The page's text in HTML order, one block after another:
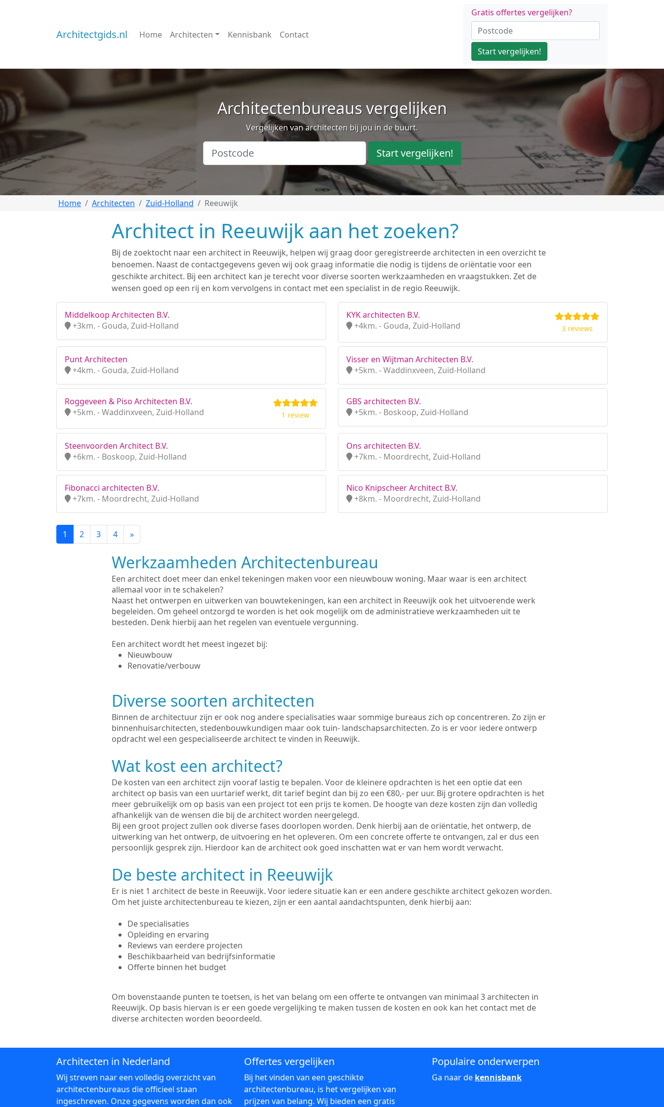
Architectgids.nl Home Architecten Kennisbank Contact
Gratis offertes vergelijken?
Start vergelijken!
Architectenbureaus vergelijken
Vergelijken van architecten bij jou in de buurt.
Start vergelijken!
Home Architecten Zuid-Holland Reeuwijk
Architect in Reeuwijk aan het zoeken?
Bij de zoektocht naar een architect in Reeuwijk, helpen wij graag door geregistreerde architecten in een overzicht te
benoemen. Naast de contactgegevens geven wij ook graag informatie die nodig is tijdens de oriëntatie voor een
geschikte architect. Bij een architect kan je terecht voor diverse soorten werkzaamheden en vraagstukken. Zet de
wensen goed op een rij en kom vervolgens in contact met een specialist in de regio Reeuwijk.
Middelkoop Architecten B.V.
+3km. - Gouda, Zuid-Holland
KYK architecten B.V.
+4km. - Gouda, Zuid-Holland
3 reviews
Punt Architecten
+4km. - Gouda, Zuid-Holland
Visser en Wijtman Architecten B.V.
+5km. - Waddinxveen, Zuid-Holland
Roggeveen & Piso Architecten B.V.
+5km. - Waddinxveen, Zuid-Holland
1 review
GBS architecten B.V.
+5km. - Boskoop, Zuid-Holland
Steenvoorden Architect B.V.
+6km. - Boskoop, Zuid-Holland
Ons architecten B.V.
+7km. - Moordrecht, Zuid-Holland
Fibonacci architecten B.V.
+7km. - Moordrecht, Zuid-Holland
Nico Knipscheer Architect B.V.
+8km. - Moordrecht, Zuid-Holland
1 2 3 4 »
Werkzaamheden Architectenbureau
Een architect doet meer dan enkel tekeningen maken voor een nieuwbouw woning. Maar waar is een architect
allemaal voor in te schakelen?
Naast het ontwerpen en uitwerken van bouwtekeningen, kan een architect in Reeuwijk ook het uitvoerende werk
begeleiden. Om geheel ontzorgd te worden is het ook mogelijk om de administratieve werkzaamheden uit te
besteden. Denk hierbij aan het regelen van eventuele vergunning.
Een architect wordt het meest ingezet bij:
Nieuwbouw
Renovatie/verbouw
Diverse soorten architecten
Binnen de architectuur zijn er ook nog andere specialisaties waar sommige bureaus zich op concentreren. Zo zijn er
binnenhuisarchitecten, stedenbouwkundigen maar ook tuin- landschapsarchitecten. Zo is er voor iedere ontwerp
opdracht wel een gespecialiseerde architect te vinden in Reeuwijk.
Wat kost een architect?
De kosten van een architect zijn vooraf lastig te bepalen. Voor de kleinere opdrachten is het een optie dat een
architect op basis van een uurtarief werkt, dit tarief begint dan bij zo een €80,- per uur. Bij grotere opdrachten is het
meer gebruikelijk om op basis van een project tot een prijs te komen. De hoogte van deze kosten zijn dan volledig
afhankelijk van de wensen die bij de architect worden neergelegd.
Bij een groot project zullen ook diverse fases doorlopen worden. Denk hierbij aan de oriëntatie, het ontwerp, de
uitwerking van het ontwerp, de uitvoering en het opleveren. Om een concrete offerte te ontvangen, zal er dus een
persoonlijk gesprek zijn. Hierdoor kan de architect ook goed inschatten wat er van hem wordt verwacht.
De beste architect in Reeuwijk
Er is niet 1 architect de beste in Reeuwijk. Voor iedere situatie kan er een andere geschikte architect gekozen worden.
Om het juiste architectenbureau te kiezen, zijn er een aantal aandachtspunten, denk hierbij aan:
De specialisaties
Opleiding en ervaring
Reviews van eerdere projecten
Beschikbaarheid van bedrijfsinformatie
Offerte binnen het budget
Om bovenstaande punten te toetsen, is het van belang om een offerte te ontvangen van minimaal 3 architecten in
Reeuwijk. Op basis hiervan is er een goede vergelijking te maken tussen de kosten en ook kan het contact met de
diverse architecten worden beoordeeld.
Architecten in Nederland
Wij streven naar een volledig overzicht van
architectenbureaus die officieel staan
ingeschreven. Onze gegevens worden dan ook
Offertes vergelijken
Bij het vinden van een geschikte
architectenbureau, is het vergelijken van
prijzen van belang. Wij bieden een gratis
Populaire onderwerpen
Ga naar de kennisbank